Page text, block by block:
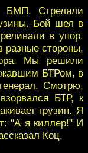
БМП. Стреляли
Бой шел в
в упор.
разные стороны,
Мы решили
БТРом, в
Смотрю,
БТР, к
грузин. Я
"А я киллер!" И
Коц.